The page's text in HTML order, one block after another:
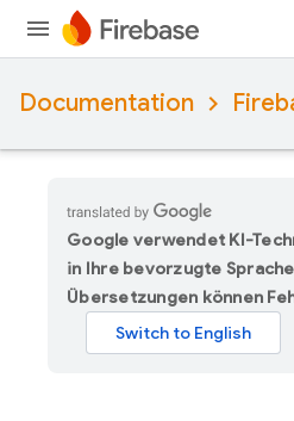
Documentation
Google verwendet KI-
in Ihre bevorzugte
Übersetzungen können